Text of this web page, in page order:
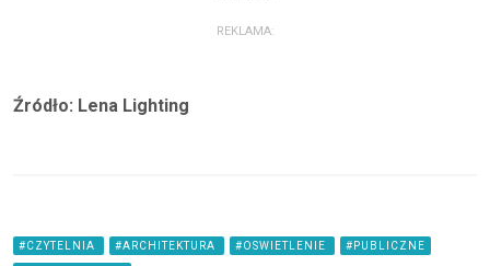
REKLAMA:
Źródło: Lena Lighting
#CZYTELNIA #ARCHITEKTURA #OSWIETLENIE #PUBLICZNE